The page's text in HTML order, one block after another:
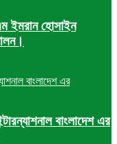
ইমরান হোসাইন
বাংলাদেশ এর